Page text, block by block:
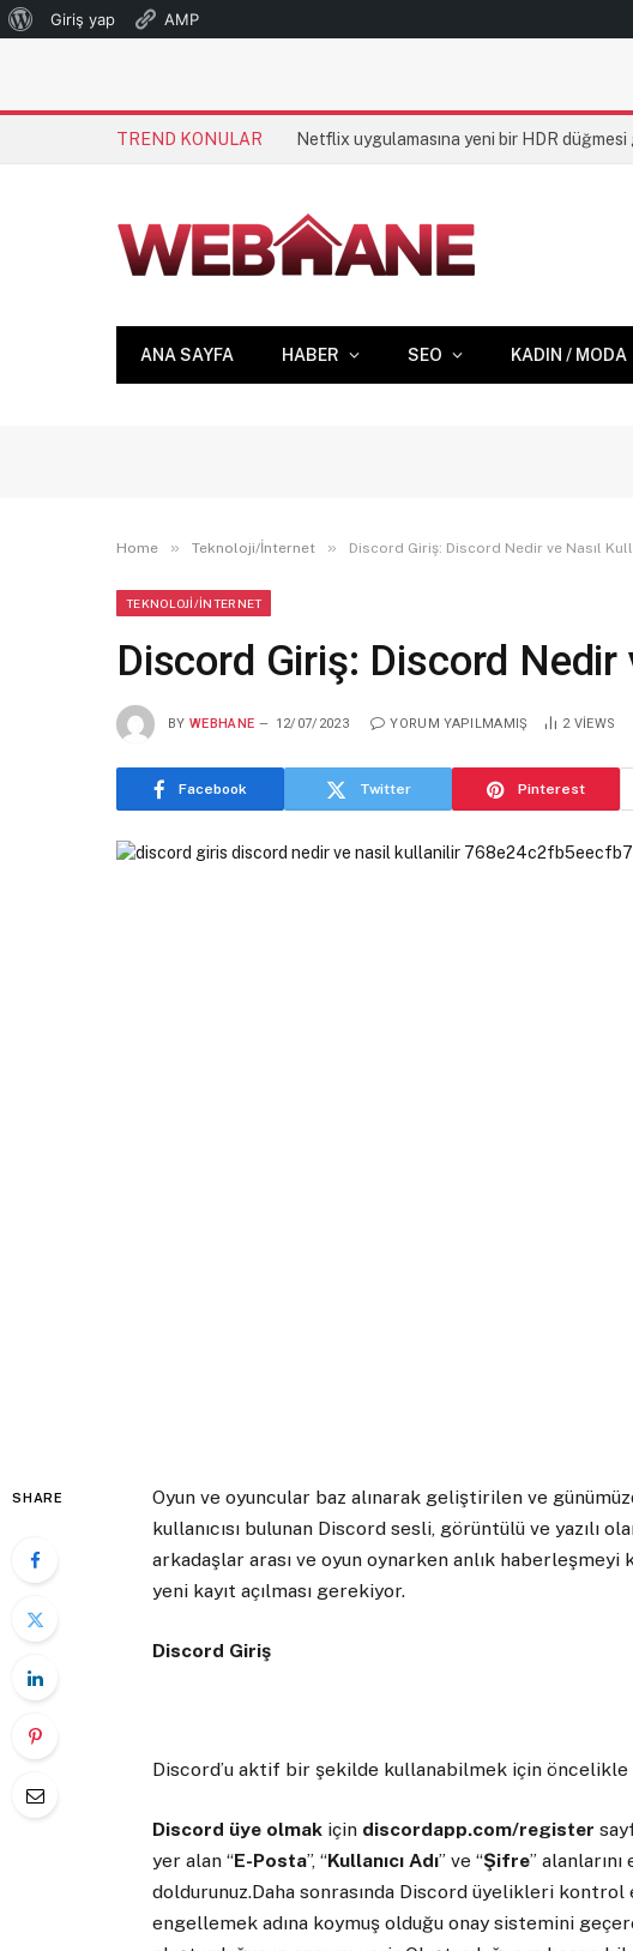
WordPress
Giriş yap AMP
TREND KONULAR Netflix uygulamasına yeni bir HDR
ANA SAYFA HABER SEO KADIN / MODA
Home » Teknoloji/İnternet » Discord Giriş: Discord Nedir ve Nasıl
TEKNOLOJI/İNTERNET
Discord Giriş: Discord Nedir
BY WEBHANE 12/07/2023 YORUM YAPILMAMIŞ 2 VIEWS
Facebook Twitter Pinterest
SHARE
Oyun ve oyuncular baz alınarak geliştirilen ve
kullanıcısı bulunan Discord sesli, görüntülü ve yazılı
arkadaşlar arası ve oyun oynarken anlık
yeni kayıt açılması gerekiyor.
Discord Giriş
Discord’u aktif bir şekilde kullanabilmek için öncelikle
Discord üye olmak için discordapp.com/register
yer alan “E-Posta”, “Kullanıcı Adı” ve “Şifre”
doldurunuz.Daha sonrasında Discord üyelikleri
engellemek adına koymuş olduğu onay sistemini